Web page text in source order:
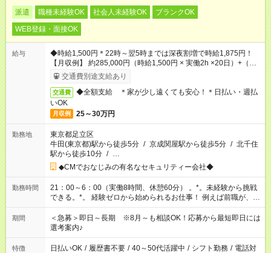
派遣 職種未経験OK 社会人未経験OK
ブランクOK
WEB登録・面接OK
給与
◆時給1,500円＊22時～翌5時までは深夜割増で時給1,875円！
【月収例】 約285,000円（時給1,500円 × 実働2h ×20日）+（時
給1,875円 × 実働6h ×20日）
交通費別途支給あり
交通費
◆全額支給 ＊家が少し遠くても安心！＊日払い・週払
いOK
月収例 25～30万円
勤務地
東京都足立区
牛田(東京都)駅から徒歩5分 / 京成関屋駅から徒歩5分 / 北千住
駅から徒歩10分 / …
◆CMでおなじみの有名なセキュリティー会社◆
勤務時間
21：00～6：00（実働8時間、休憩60分） 。*。未経験から挑戦
できる。*。 経験ゼロから始められるお仕事！ 例えば前職が、
軽作業/ピッキング/倉庫内作業/フォクリフト/接客/販売/短期・単
発アルバイト/夜勤・ホテルフロントなど いろんな業界の方たち
が未経験で入社されて活躍中♪
期間
＜急募＞即日～長期 ※8月～も相談OK！応募から最短即日には
選考案内♪
特徴 日払いOK / 履歴書不要 / 40～50代活躍中 / シフト勤務 / 電話対